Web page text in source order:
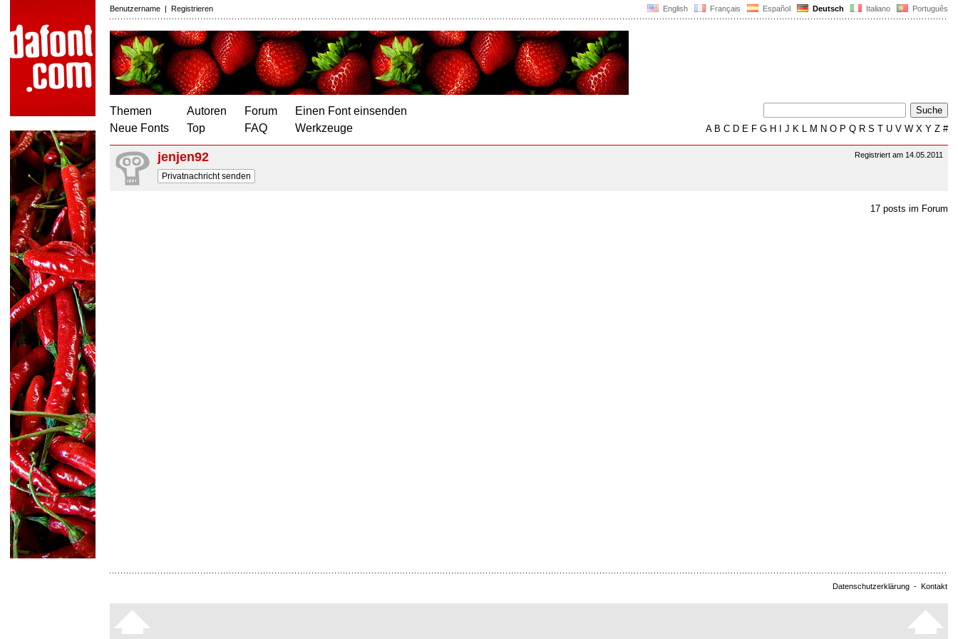
English Français Español Deutsch Italiano Português
Benutzername | Registrieren
Themen
Neue Fonts
Autoren
Top
Forum
FAQ
Einen Font einsenden
Werkzeuge
AB C D E F G H J K L M N O P Q R S T U V W X Y Z #
Registriert am 14.05.2011
jenjen92
Privatnachricht senden
17 posts im Forum
Datenschutzerklärung - Kontakt